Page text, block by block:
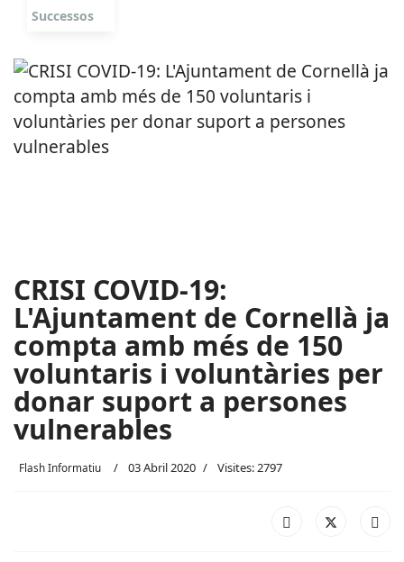
Successos
CRISI COVID-19:
L'Ajuntament de Cornellà ja
compta amb més de 150
voluntaris i voluntàries per
donar suport a persones
vulnerables
Flash Informatiu 03 Abril 2020 Visites: 2797